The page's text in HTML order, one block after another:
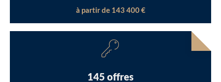
à partir de 143 400 €
145 offres